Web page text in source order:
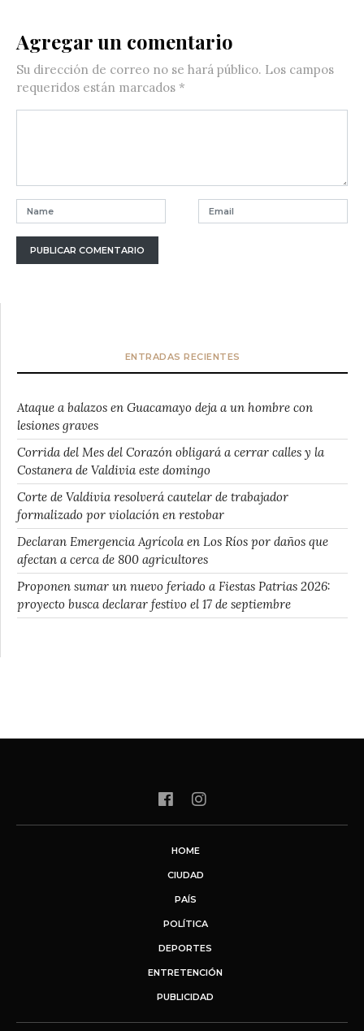
Agregar un comentario
Su dirección de correo no se hará público. Los campos
requeridos están marcados *
ENTRADAS RECIENTES
Ataque a balazos en Guacamayo deja a un hombre con
lesiones graves
Corrida del Mes del Corazón obligará a cerrar calles y la
Costanera de Valdivia este domingo
Corte de Valdivia resolverá cautelar de trabajador
formalizado por violación en restobar
Declaran Emergencia Agrícola en Los Ríos por daños que
afectan a cerca de 800 agricultores
Proponen sumar un nuevo feriado a Fiestas Patrias 2026:
proyecto busca declarar festivo el 17 de septiembre
HOME
CIUDAD
PAÍS
POLÍTICA
DEPORTES
ENTRETENCIÓN
PUBLICIDAD